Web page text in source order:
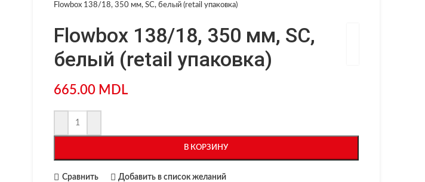
Flowbox 138/18, 350 мм, SC, белый (retail упаковка)
Flowbox 138/18, 350 мм, SC,
белый (retail упаковка)
665.00 MDL
В КОРЗИНУ
Сравнить Добавить в список желаний